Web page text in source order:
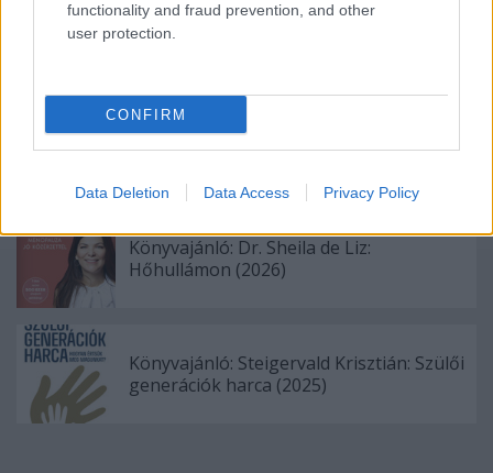
functionality and fraud prevention, and other
user protection.
CONFIRM
Data Deletion Data Access Privacy Policy
Könyvajánló: Aux Eliza: Aranytinta (Írósuli
2) (2026)
Könyvajánló: Helen Rappaport: Az
elszökött hercegnő (2026)
Könyvajánló: Dr. Sheila de Liz:
Hőhullámon (2026)
Könyvajánló: Steigervald Krisztián: Szülői
generációk harca (2025)